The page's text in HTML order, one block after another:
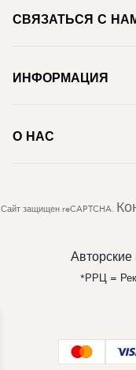
СВЯЗАТЬСЯ С
ИНФОРМАЦИЯ
О НАС
Сайт защищен reCAPTCHA.
*РРЦ =